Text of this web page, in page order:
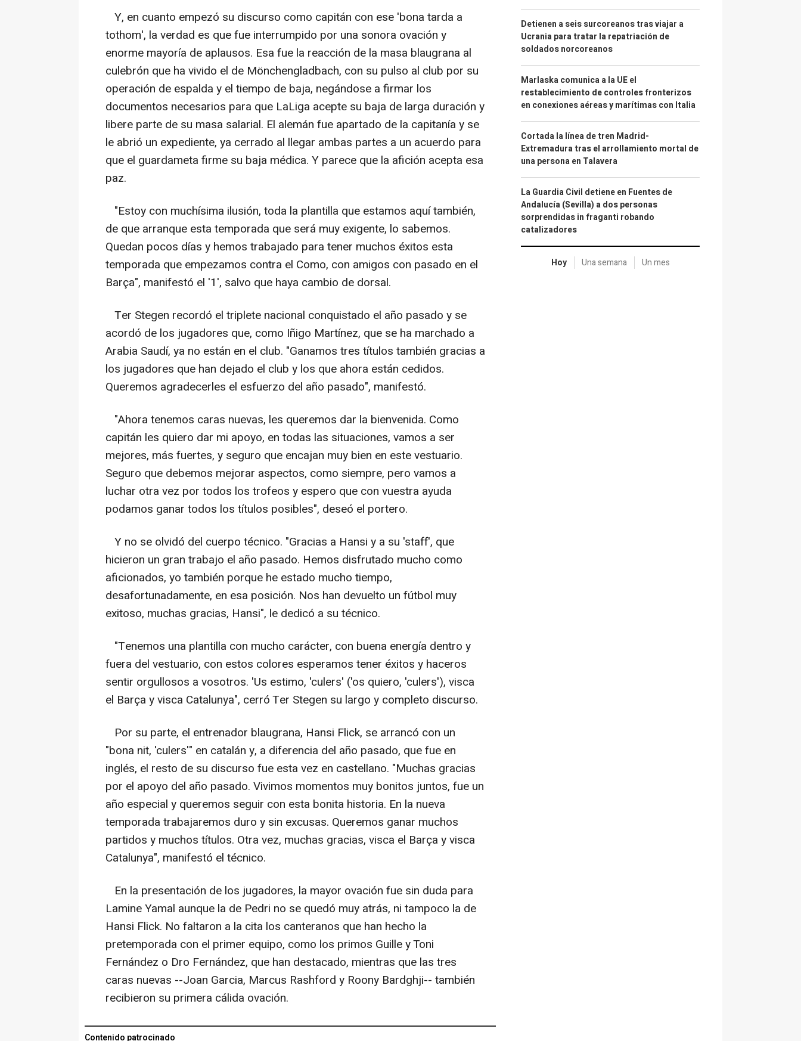
Y, en cuanto empezó su discurso como capitán con ese 'bona tarda a
tothom', la verdad es que fue interrumpido por una sonora ovación y
enorme mayoría de aplausos. Esa fue la reacción de la masa blaugrana al
culebrón que ha vivido el de Mönchengladbach, con su pulso al club por su
operación de espalda y el tiempo de baja, negándose a firmar los
documentos necesarios para que LaLiga acepte su baja de larga duración y
libere parte de su masa salarial. El alemán fue apartado de la capitanía y se
le abrió un expediente, ya cerrado al llegar ambas partes a un acuerdo para
que el guardameta firme su baja médica. Y parece que la afición acepta esa
paz.
"Estoy con muchísima ilusión, toda la plantilla que estamos aquí también,
de que arranque esta temporada que será muy exigente, lo sabemos.
Quedan pocos días y hemos trabajado para tener muchos éxitos esta
temporada que empezamos contra el Como, con amigos con pasado en el
Barça", manifestó el '1', salvo que haya cambio de dorsal.
Ter Stegen recordó el triplete nacional conquistado el año pasado y se
acordó de los jugadores que, como Iñigo Martínez, que se ha marchado a
Arabia Saudí, ya no están en el club. "Ganamos tres títulos también gracias a
los jugadores que han dejado el club y los que ahora están cedidos.
Queremos agradecerles el esfuerzo del año pasado", manifestó.
"Ahora tenemos caras nuevas, les queremos dar la bienvenida. Como
capitán les quiero dar mi apoyo, en todas las situaciones, vamos a ser
mejores, más fuertes, y seguro que encajan muy bien en este vestuario.
Seguro que debemos mejorar aspectos, como siempre, pero vamos a
luchar otra vez por todos los trofeos y espero que con vuestra ayuda
podamos ganar todos los títulos posibles", deseó el portero.
Y no se olvidó del cuerpo técnico. "Gracias a Hansi y a su 'staff', que
hicieron un gran trabajo el año pasado. Hemos disfrutado mucho como
aficionados, yo también porque he estado mucho tiempo,
desafortunadamente, en esa posición. Nos han devuelto un fútbol muy
exitoso, muchas gracias, Hansi", le dedicó a su técnico.
"Tenemos una plantilla con mucho carácter, con buena energía dentro y
fuera del vestuario, con estos colores esperamos tener éxitos y haceros
sentir orgullosos a vosotros. 'Us estimo, 'culers' ('os quiero, 'culers'), visca
el Barça y visca Catalunya", cerró Ter Stegen su largo y completo discurso.
Por su parte, el entrenador blaugrana, Hansi Flick, se arrancó con un
"bona nit, 'culers'" en catalán y, a diferencia del año pasado, que fue en
inglés, el resto de su discurso fue esta vez en castellano. "Muchas gracias
por el apoyo del año pasado. Vivimos momentos muy bonitos juntos, fue un
año especial y queremos seguir con esta bonita historia. En la nueva
temporada trabajaremos duro y sin excusas. Queremos ganar muchos
partidos y muchos títulos. Otra vez, muchas gracias, visca el Barça y visca
Catalunya", manifestó el técnico.
En la presentación de los jugadores, la mayor ovación fue sin duda para
Lamine Yamal aunque la de Pedri no se quedó muy atrás, ni tampoco la de
Hansi Flick. No faltaron a la cita los canteranos que han hecho la
pretemporada con el primer equipo, como los primos Guille y Toni
Fernández o Dro Fernández, que han destacado, mientras que las tres
caras nuevas --Joan Garcia, Marcus Rashford y Roony Bardghji-- también
recibieron su primera cálida ovación.
Contenido patrocinado
Detienen a seis surcoreanos tras viajar a
Ucrania para tratar la repatriación de
soldados norcoreanos
Marlaska comunica a la UE el
restablecimiento de controles fronterizos
en conexiones aéreas y marítimas con Italia
Cortada la línea de tren Madrid-
Extremadura tras el arrollamiento mortal de
una persona en Talavera
La Guardia Civil detiene en Fuentes de
Andalucía (Sevilla) a dos personas
sorprendidas in fraganti robando
catalizadores
Hoy Una semana Un mes